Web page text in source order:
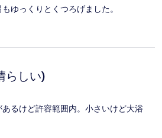
ゆっくりとくつろげました。
らしい)
るけど許容範囲内。小さいけど大浴